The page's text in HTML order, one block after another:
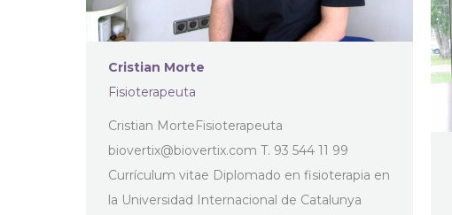
Cristian Morte
Fisioterapeuta
Cristian MorteFisioterapeuta
biovertix@biovertix.com T. 93 544 11 99
Currículum vitae Diplomado en fisioterapia en
la Universidad Internacional de Catalunya